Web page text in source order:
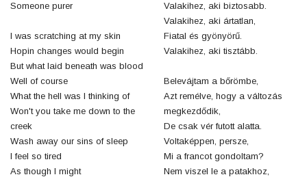
Someone purer
I was scratching at my skin
Hopin changes would begin
But what laid beneath was blood
Well of course
What the hell was I thinking of
Won't you take me down to the
creek
Wash away our sins of sleep
I feel so tired
As though I might
Valakihez, aki biztosabb.
Valakihez, aki ártatlan,
Fiatal és gyönyörű.
Valakihez, aki tisztább.
Belevájtam a bőrömbe,
Azt remélve, hogy a változás
megkezdődik,
De csak vér futott alatta.
Voltaképpen, persze,
Mi a francot gondoltam?
Nem viszel le a patakhoz,